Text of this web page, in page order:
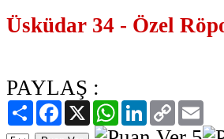
Üsküdar 34 - Özel
PAYLAŞ :
PaylaşFacebook
X WhatsAppLinkedIn
Copy
Link